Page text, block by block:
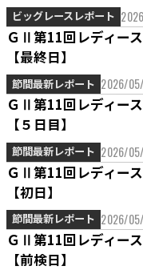
ビッグレースレポート
ＧⅡ第11回レディー
【最終日】
節間最新レポート 2026/
ＧⅡ第11回レディー
【５日目】
節間最新レポート 2026/
ＧⅡ第11回レディー
【初日】
節間最新レポート 2026/
ＧⅡ第11回レディー
【前検日】